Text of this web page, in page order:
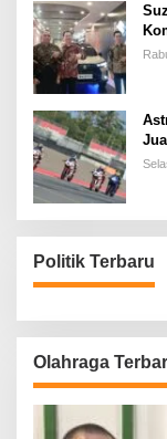
Politik Terbaru
Olahraga